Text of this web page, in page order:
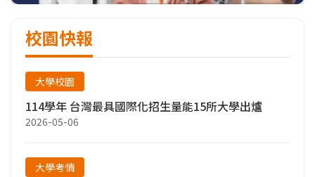
校園快報
大學校園
114學年 台灣最具國際化招生量能15所大學出爐
2026-05-06
大學考情